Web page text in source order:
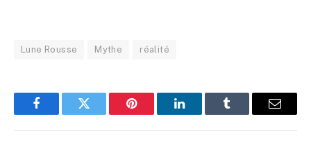
Lune Rousse Mythe réalité
FacebookTwitter Pinterest LinkedInTumblr
E-